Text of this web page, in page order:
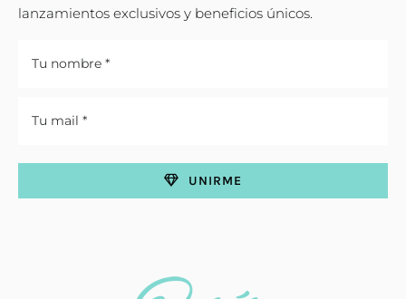
lanzamientos exclusivos y beneficios únicos.
UNIRME